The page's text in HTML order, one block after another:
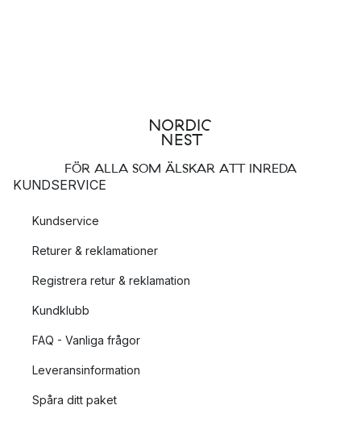
FÖR ALLA SOM ÄLSKAR ATT INREDA
KUNDSERVICE
Kundservice
Returer & reklamationer
Registrera retur & reklamation
Kundklubb
FAQ - Vanliga frågor
Leveransinformation
Spåra ditt paket